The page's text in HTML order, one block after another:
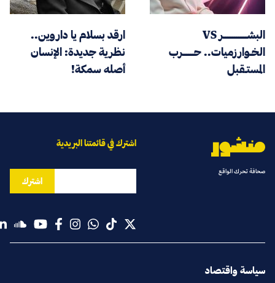
البشـــــــــــــر VS
الخـوارزميات.. حــــــرب
المستـقبل
ارقد بسلام يا داروين..
نظرية جديدة: الإنسان
أصله سمكة!
صحافة تحرك الواقع
سياسة واقتصاد
اشترك في قائمتنا البريدية
اشترك